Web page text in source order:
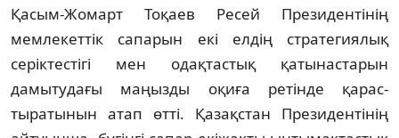
Қасым-Жомарт Тоқаев Ресей Прези­ден­­­ті­нің
мемлекеттік сапарын екі елдің страте­гия­лық
серіктестігі мен одақтастық қатынас­тарын
дамытудағы маңызды оқиға ретінде қарас­
тыратынын атап өтті. Қа­зақстан Пре­зи­дентінің